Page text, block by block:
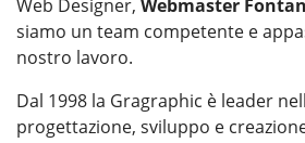
Web Designer, Webmaster
siamo un team competente e
nostro lavoro.
Dal 1998 la Gragraphic è leader
progettazione, sviluppo e